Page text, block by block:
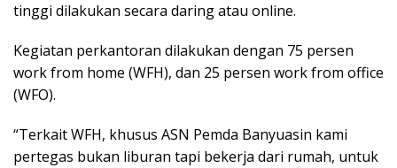
tinggi dilakukan secara daring atau online.
Kegiatan perkantoran dilakukan dengan 75 persen
work from home (WFH), dan 25 persen work from office
(WFO).
“Terkait WFH, khusus ASN Pemda Banyuasin kami
pertegas bukan liburan tapi bekerja dari rumah, untuk